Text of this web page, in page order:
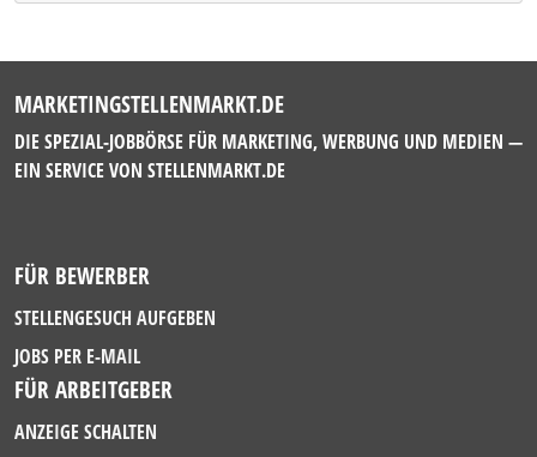
MARKETINGSTELLENMARKT.DE
DIE SPEZIAL-JOBBÖRSE FÜR MARKETING, WERBUNG UND MEDIEN —
EIN SERVICE VON STELLENMARKT.DE
FÜR BEWERBER
STELLENGESUCH AUFGEBEN
JOBS PER E-MAIL
FÜR ARBEITGEBER
ANZEIGE SCHALTEN